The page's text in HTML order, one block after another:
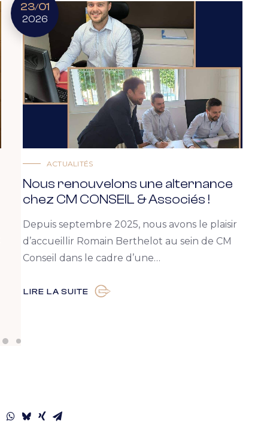
23/01
2026
ACTUALITÉS
Nous renouvelons une alternance
chez CM CONSEIL & Associés !
Depuis septembre 2025, nous avons le plaisir
d’accueillir Romain Berthelot au sein de CM
Conseil dans le cadre d’une…
LIRE LA SUITE